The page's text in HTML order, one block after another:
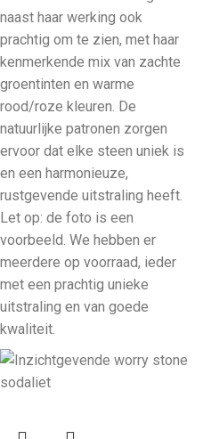
naast haar werking ook
prachtig om te zien, met haar
kenmerkende mix van zachte
groentinten en warme
rood/roze kleuren. De
natuurlijke patronen zorgen
ervoor dat elke steen uniek is
en een harmonieuze,
rustgevende uitstraling heeft.
Let op: de foto is een
voorbeeld. We hebben er
meerdere op voorraad, ieder
met een prachtig unieke
uitstraling en van goede
kwaliteit.